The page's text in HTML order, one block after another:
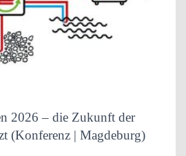
2026 – die Zukunft der
(Konferenz | Magdeburg)